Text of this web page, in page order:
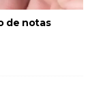
de notas